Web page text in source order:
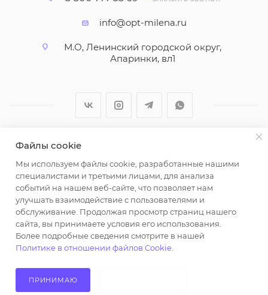
info@opt-milena.ru
М.О, Ленинский городской округ,
Апаринки, вл1
2026 © ООО "Вайт Текстиль групп"
Любая информация на сайте носит справочный
характер и не является публичной офертой
определяемой положениями пункта 2 статьи 437
Гражданского кодекса Российской Федерации.
Использование любых материалов, опубликованных
на https://opt-milena.ru, допустимо только при
наличии письменного разрешения редакции и
активной ссылки на https://opt-milena.ru
Файлы cookie
Мы используем файлы cookie, разработанные нашими
специалистами и третьими лицами, для анализа
событий на нашем веб-сайте, что позволяет нам
улучшать взаимодействие с пользователями и
обслуживание. Продолжая просмотр страниц нашего
сайта, вы принимаете условия его использования.
Более подробные сведения смотрите в нашей
Политике в отношении файлов Cookie
ПРИНИМАЮ